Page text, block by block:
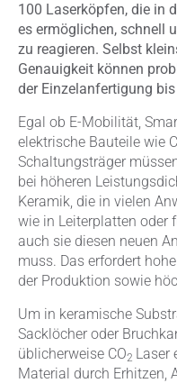
100 Laserköpfen, die in
es ermöglichen, schnell
zu reagieren. Selbst
Genauigkeit können
der Einzelanfertigung
Egal ob E-Mobilität,
elektrische Bauteile wie
Schaltungsträger
bei höheren
Keramik, die in vielen
wie in Leiterplatten oder
auch sie diesen neuen
muss. Das erfordert
der Produktion sowie
Um in keramische
Sacklöcher oder
üblicherweise CO2 Laser
Material durch Erhitzen,